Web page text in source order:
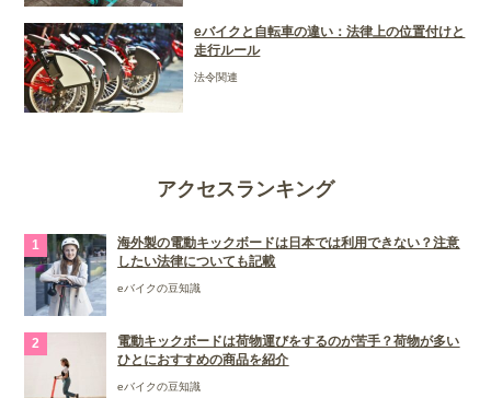
eバイクと自転車の違い：法律上の位置付けと
走行ルール
法令関連
アクセスランキング
海外製の電動キックボードは日本では利用できない？注意
したい法律についても記載
eバイクの豆知識
電動キックボードは荷物運びをするのが苦手？荷物が多い
ひとにおすすめの商品を紹介
eバイクの豆知識